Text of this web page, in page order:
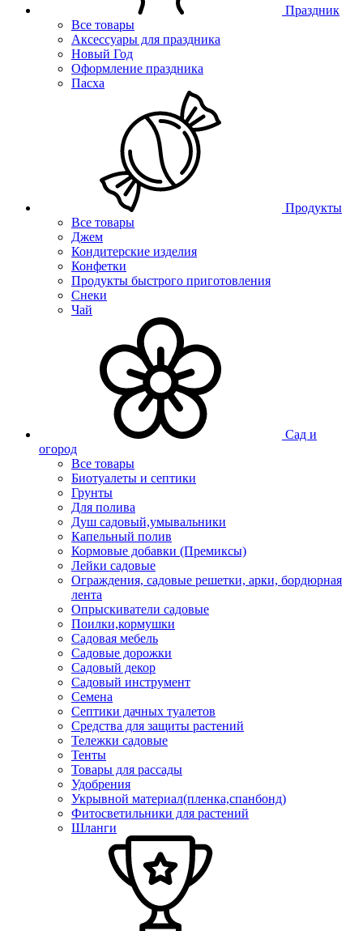
Праздник
Все товары
Аксессуары для праздника
Новый Год
Оформление праздника
Пасха
Продукты
Все товары
Джем
Кондитерские изделия
Конфетки
Продукты быстрого приготовления
Снеки
Чай
Сад и
огород
Все товары
Биотуалеты и септики
Грунты
Для полива
Душ садовый,умывальники
Капельный полив
Кормовые добавки (Премиксы)
Лейки садовые
Ограждения, садовые решетки, арки, бордюрная
лента
Опрыскиватели садовые
Поилки,кормушки
Садовая мебель
Садовые дорожки
Садовый декор
Садовый инструмент
Семена
Септики дачных туалетов
Средства для защиты растений
Тележки садовые
Тенты
Товары для рассады
Удобрения
Укрывной материал(пленка,спанбонд)
Фитосветильники для растений
Шланги